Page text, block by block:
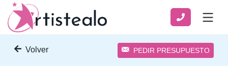
Volver PEDIR PRESUPUESTO